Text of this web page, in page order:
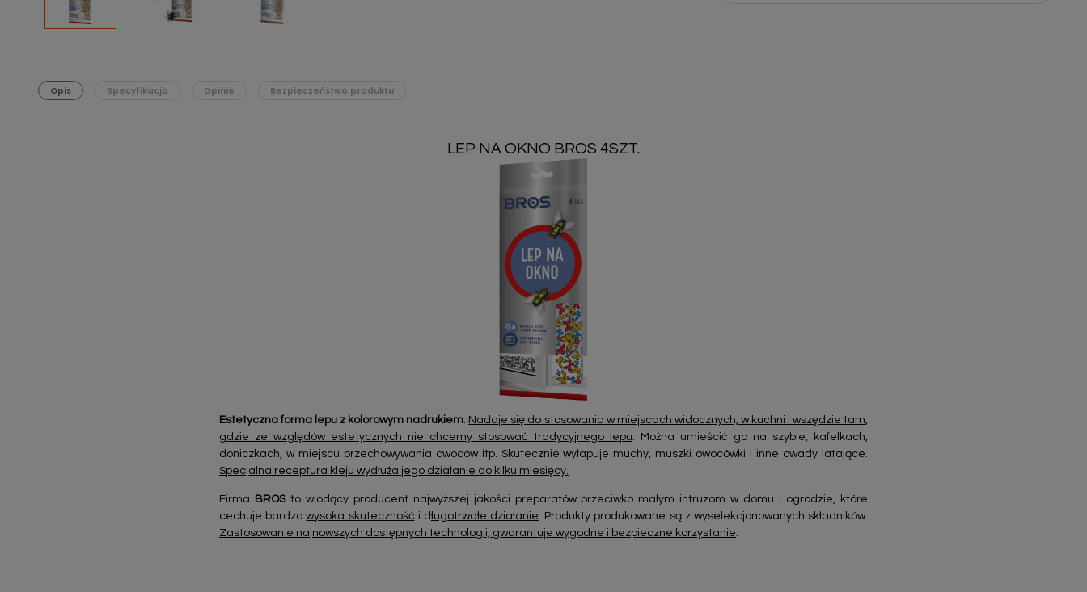
Opis Specyfikacja Opinie Bezpieczeństwo produktu
LEP NA OKNO BROS 4SZT.
Estetyczna forma lepu z kolorowym nadrukiem. Nadaje się do stosowania w miejscach widocznych, w kuchni i wszędzie tam,
gdzie ze względów estetycznych nie chcemy stosować tradycyjnego lepu. Można umieścić go na szybie, kafelkach,
doniczkach, w miejscu przechowywania owoców itp. Skutecznie wyłapuje muchy, muszki owocówki i inne owady latające.
Specjalna receptura kleju wydłuża jego działanie do kilku miesięcy.
Firma BROSto wiodący producent najwyższej jakości preparatów przeciwko małym intruzom w domu i ogrodzie, które
cechuje bardzowysoka skuteczność i długotrwałe działanie. Produkty produkowane są z wyselekcjonowanych składników.
Zastosowanie najnowszych dostępnych technologii, gwarantuje wygodne i bezpieczne korzystanie.